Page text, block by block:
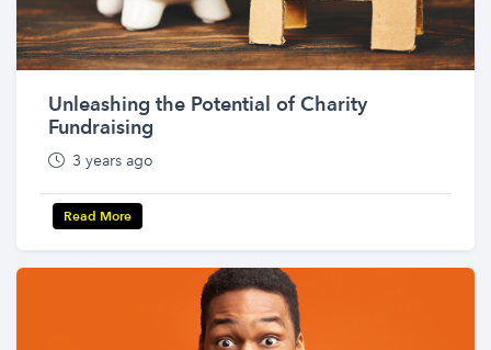
Unleashing the Potential of Charity
Fundraising
3 years ago
Read More